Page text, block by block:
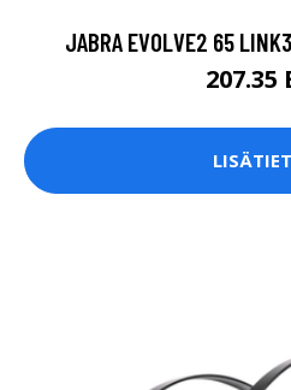
JABRA EVOLVE2 65
207.35